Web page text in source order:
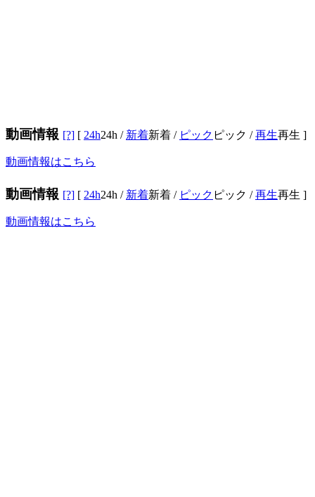
動画情報 [?] [ 24h24h / 新着新着 / ピック ピック /再生再生 ]
動画情報はこちら
動画情報 [?] [ 24h24h / 新着新着 / ピック ピック /再生再生 ]
動画情報はこちら